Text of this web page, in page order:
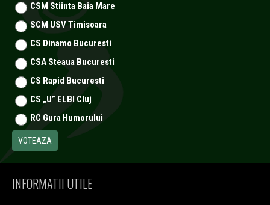
CSM Stiinta Baia Mare
SCM USV Timisoara
CS Dinamo Bucuresti
CSA Steaua Bucuresti
CS Rapid Bucuresti
CS „U” ELBI Cluj
RC Gura Humorului
INFORMATII UTILE